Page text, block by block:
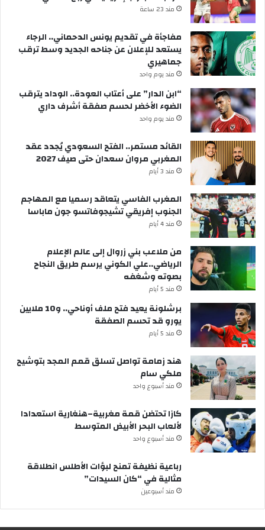
مند 23 ساعة
مفاجأة في تقديم يونس الدحماني.. الرجاء
يستعد للإعلان عن جناحه الجديد وسط ترقب
جماهيري
مند يوم واحد
“ابن الدار” على أعتاب العودة.. الوداد يترقب
الضوء الأخضر لحسم صفقة أشرف داري
مند يوم واحد
القائد مستمر.. الفتح السعودي يُجدد عقد
المغربي مروان سعدان حتى صيف 2027
مند 3 أيام
المغرب الفاسي يتعاقد رسميا مع المهاجم
الجنوب إفريقي تشيجوفاتسو جون ماباسا
مند 4 أيام
من ملاعب بني زروال إلى عالم الإعلام
الرياضي..علي الكوني يرسم طريق النجاح
بصوته وشغفه
مند 5 أيام
برشلونة يعيد فتح ملف أوناحي.. و10 ملايين
يورو قد تحسم الصفقة
مند 5 أيام
هند زمامة تواصل تسلق قمم المجد بتوشيح
ملكي سام
مند أسبوع واحد
كازا تحتضن قمة مغربية–هنغارية استعدادا
لألعاب البحر الأبيض المتوسط
مند أسبوع واحد
رباعية نظيفة تمنح لبؤات الأطلس انطلاقة
مثالية في “كان السيدات”
مند أسبوعين